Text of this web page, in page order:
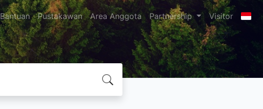
Bantuan Pustakawan Area Anggota Partnership Visitor